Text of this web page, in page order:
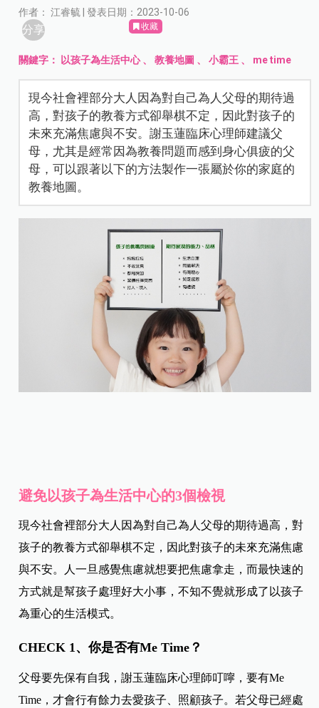
作者： 江睿毓 | 發表日期：2023-10-06
分享 收藏
關鍵字： 以孩子為生活中心、教養地圖 、小霸王 、 me time
現今社會裡部分大人因為對自己為人父母的期待過
高，對孩子的教養方式卻舉棋不定，因此對孩子的
未來充滿焦慮與不安。謝玉蓮臨床心理師建議父
母，尤其是經常因為教養問題而感到身心俱疲的父
母，可以跟著以下的方法製作一張屬於你的家庭的
教養地圖。
避免以孩子為生活中心的3個檢視
現今社會裡部分大人因為對自己為人父母的期待過高，對
孩子的教養方式卻舉棋不定，因此對孩子的未來充滿焦慮
與不安。人一旦感覺焦慮就想要把焦慮拿走，而最快速的
方式就是幫孩子處理好大小事，不知不覺就形成了以孩子
為重心的生活模式。
CHECK 1、你是否有Me Time？
父母要先保有自我，謝玉蓮臨床心理師叮嚀，要有Me
Time，才會行有餘力去愛孩子、照顧孩子。若父母已經處